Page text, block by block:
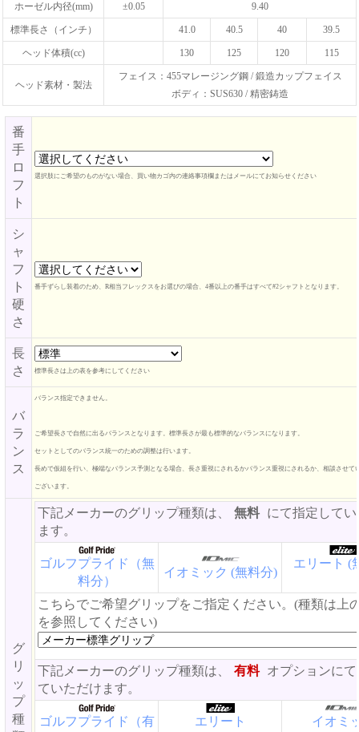
ホーゼル内径(mm) ±0.05 9.40
標準長さ（インチ） 41.0 40.5 40 39.5
ヘッド体積(cc) 130 125 120 115
ヘッド素材・製法
フェイス：455マレージング鋼 / 鍛造カップフェイス
ボディ：SUS630 / 精密鋳造
番
手
ロ
フ
ト
選択肢にご希望のものがない場合、買い物カゴ内の連絡事項欄またはメールにてお知らせください
シ
ャ
フ
ト
硬
さ
番手ずらし装着のため、R相当フレックスをお選びの場合、4番以上の番手はすべて#2シャフトとなります。
長
さ
標準長さは上の表を参考にしてください
バ
ラ
ン
ス
バランス指定できません。
ご希望長さで自然に出るバランスとなります。標準長さが最も標準的なバランスになります。
セットとしてのバランス統一のための調整は行います。
長めで仮組を行い、極端なバランス予測となる場合、長さ重視にされるかバランス重視にされるか、相談させて
ございます。
グ
リ
ッ
プ
種
下記メーカーのグリップ種類は、 無料 にて指定して
ます。
ゴルフプライド（無
料分）
イオミック (無料分)
エリート (
こちらでご希望グリップをご指定ください。(種類は上
を参照してください)
下記メーカーのグリップ種類は、 有料 オプションに
ていただけます。
ゴルフプライド（有 エリート イオミ